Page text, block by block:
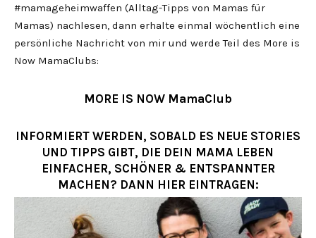
#mamageheimwaffen (Alltag-Tipps von Mamas für
Mamas) nachlesen, dann erhalte einmal wöchentlich eine
persönliche Nachricht von mir und werde Teil des More is
Now MamaClubs:
MORE IS NOW MamaClub
INFORMIERT WERDEN, SOBALD ES NEUE STORIES
UND TIPPS GIBT, DIE DEIN MAMA LEBEN
EINFACHER, SCHÖNER & ENTSPANNTER
MACHEN? DANN HIER EINTRAGEN: